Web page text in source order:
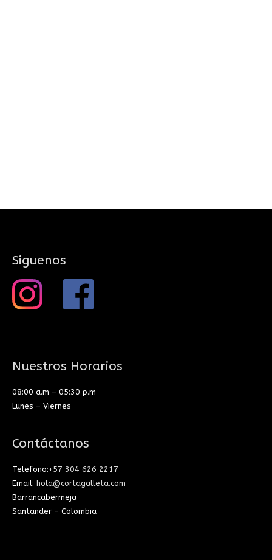
Siguenos
Nuestros Horarios
08:00 a.m – 05:30 p.m
Lunes – Viernes
Contáctanos
Telefono:+57 304 626 2217
Email: hola@cortagalleta.com
Barrancabermeja
Santander – Colombia